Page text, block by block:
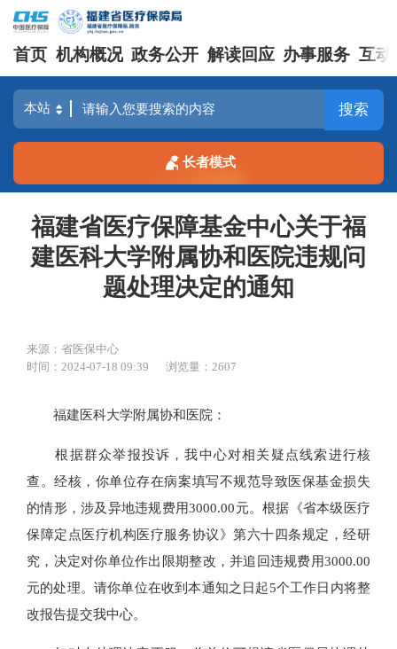
首页 机构概况 政务公开 解读回应 办事服务 互动
搜索
长者模式
福建省医疗保障基金中心关于福
建医科大学附属协和医院违规问
题处理决定的通知
来源：省医保中心
时间：2024-07-18 09:39
浏览量：2607
福建医科大学附属协和医院：
根据群众举报投诉，我中心对相关疑点线索进行核
查。经核，你单位存在病案填写不规范导致医保基金损失
的情形，涉及异地违规费用3000.00元。根据《省本级医疗
保障定点医疗机构医疗服务协议》第六十四条规定，经研
究，决定对你单位作出限期整改，并追回违规费用3000.00
元的处理。请你单位在收到本通知之日起5个工作日内将整
改报告提交我中心。